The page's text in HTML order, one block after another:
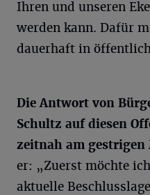
Ihren und unseren
werden kann. Dafür
dauerhaft in
Die Antwort von
Schultz auf diesen
zeitnah am gestrigen
er: „Zuerst möchte
aktuelle